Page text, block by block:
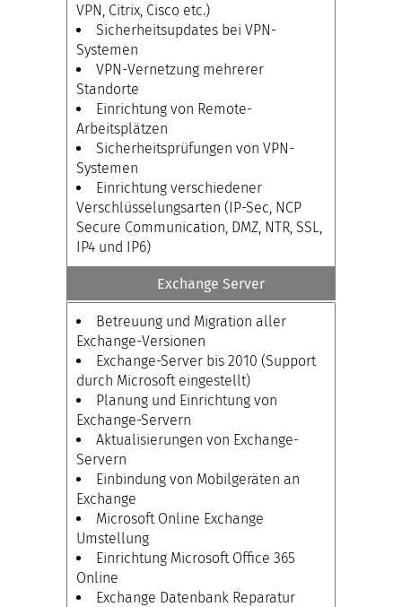
VPN, Citrix, Cisco etc.)
Sicherheitsupdates bei VPN-
Systemen
VPN-Vernetzung mehrerer
Standorte
Einrichtung von Remote-
Arbeitsplätzen
Sicherheitsprüfungen von VPN-
Systemen
Einrichtung verschiedener
Verschlüsselungsarten (IP-Sec, NCP
Secure Communication, DMZ, NTR, SSL,
IP4 und IP6)
Exchange Server
Betreuung und Migration aller
Exchange-Versionen
Exchange-Server bis 2010 (Support
durch Microsoft eingestellt)
Planung und Einrichtung von
Exchange-Servern
Aktualisierungen von Exchange-
Servern
Einbindung von Mobilgeräten an
Exchange
Microsoft Online Exchange
Umstellung
Einrichtung Microsoft Office 365
Online
Exchange Datenbank Reparatur